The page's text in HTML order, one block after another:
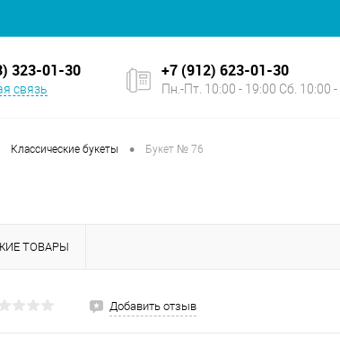
323-01-30
связь
+7 (912) 623-01-30
Пн.-Пт. 10:00 - 19:00 Сб. 10:00 -
Классические букеты • Букет № 76
ТОВАРЫ
Добавить отзыв